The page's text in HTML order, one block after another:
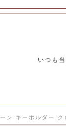
いつも
ン キーホルダー ク